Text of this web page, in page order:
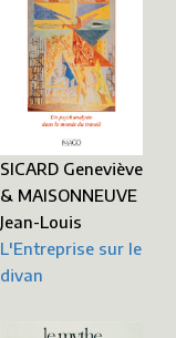
SICARD Geneviève
& MAISONNEUVE
Jean-Louis
L'Entreprise sur le
divan